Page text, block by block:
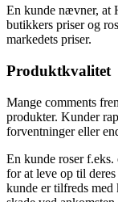
En kunde nævner, at
butikkers priser og
markedets priser.
Produktkvalitet
Mange comments
produkter. Kunder
forventninger eller
En kunde roser
for at leve op til
kunde er tilfreds med